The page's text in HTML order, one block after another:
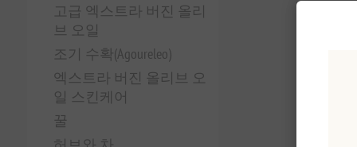
고급 엑스트라 버진 올리
브 오일
조기 수확(Agoureleo)
엑스트라 버진 올리브 오
일 스킨케어
꿀